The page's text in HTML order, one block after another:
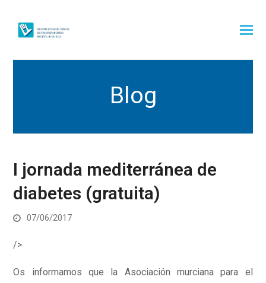
Blog
I jornada mediterránea de
diabetes (gratuita)
07/06/2017
/>
Os informamos que la Asociación murciana para el